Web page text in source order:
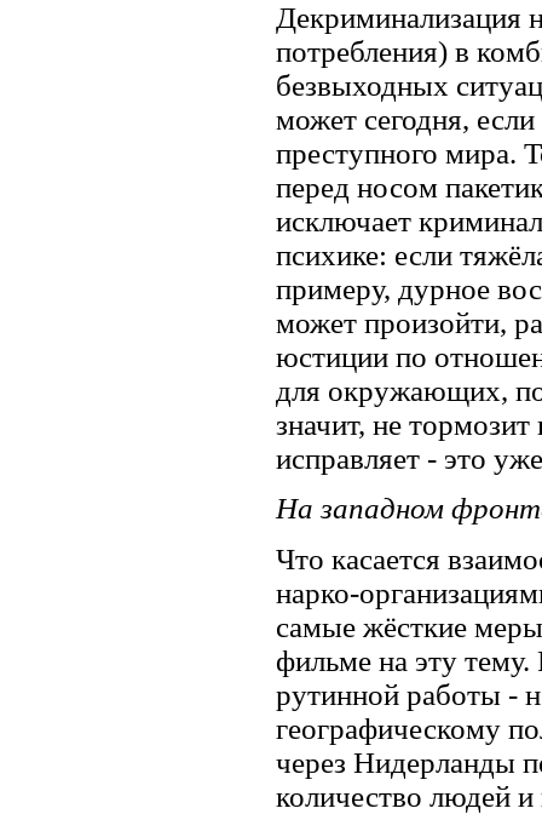
Декриминализация
потребления) в
безвыходных
может сегодня,
преступного мира.
перед носом
исключает
психике: если
примеру, дурное
может произойти,
юстиции по
для окружающих,
значит, не тормозит
исправляет - это
На западном
Что касается
нарко-
самые жёсткие
фильме на эту тему.
рутинной работы -
географическому
через Нидерланды
количество людей и